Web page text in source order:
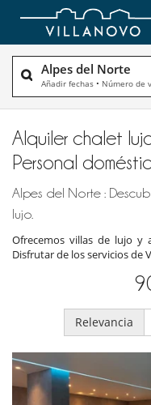
Alpes del Norte
Añadir fechas • Número de
Alquiler chalet
Personal
Alpes del Norte :
lujo.
Ofrecemos villas de lujo y
Disfrutar de los servicios de
Relevancia